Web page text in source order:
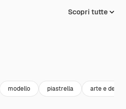
Scopri tutte
modello piastrella arte e design